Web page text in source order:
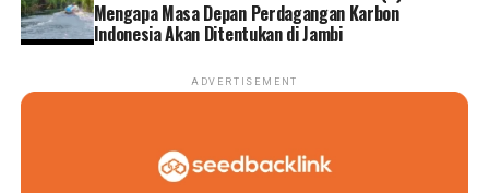
Mengapa Masa Depan Perdagangan Karbon
Indonesia Akan Ditentukan di Jambi
ADVERTISEMENT